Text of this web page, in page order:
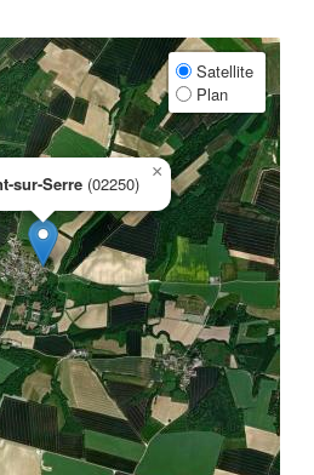
sur-Serre (02250)
×
Satellite
Plan